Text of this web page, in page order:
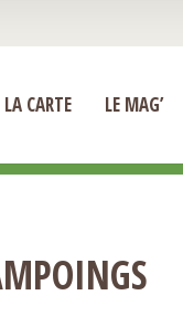
LA CARTE LE MAG’